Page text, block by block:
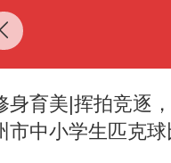
身育美|挥拍竞逐
市中小学生匹克